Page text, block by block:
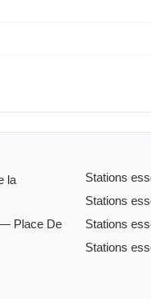
la
Place De
Stations
Stations
Stations
Stations